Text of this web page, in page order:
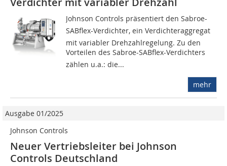
Johnson Controls präsentiert den Sabroe-
SABflex-Verdichter, ein Verdichteraggregat
mit variabler Drehzahlregelung. Zu den
Vorteilen des Sabroe-SABflex-Verdichters
zählen u.a.: die...
mehr
Ausgabe 01/2025
Johnson Controls
Neuer Vertriebsleiter bei Johnson
Controls Deutschland